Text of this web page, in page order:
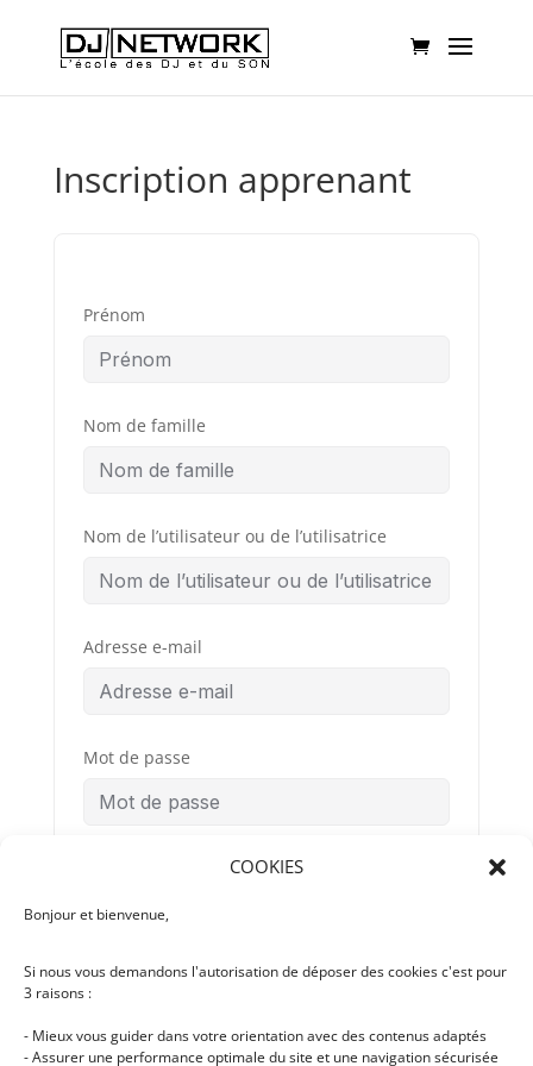
COOKIES
Bonjour et bienvenue,
Si nous vous demandons l'autorisation de déposer des cookies c'est pour
3 raisons :
- Mieux vous guider dans votre orientation avec des contenus adaptés
- Assurer une performance optimale du site et une navigation sécurisée
Inscription apprenant
Prénom
Nom de famille
Nom de l’utilisateur ou de l’utilisatrice
Adresse e-mail
Mot de passe
Confirmation du mot de passe
Conditions
d’Utilisation